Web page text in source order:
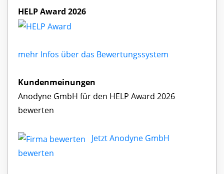
HELP Award 2026
mehr Infos über das Bewertungssystem
Kundenmeinungen
Anodyne GmbH für den HELP Award 2026
bewerten
Jetzt Anodyne GmbH
bewerten